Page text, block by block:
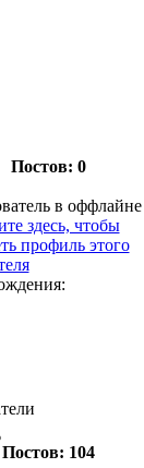
Постов: 0
Постов: 104